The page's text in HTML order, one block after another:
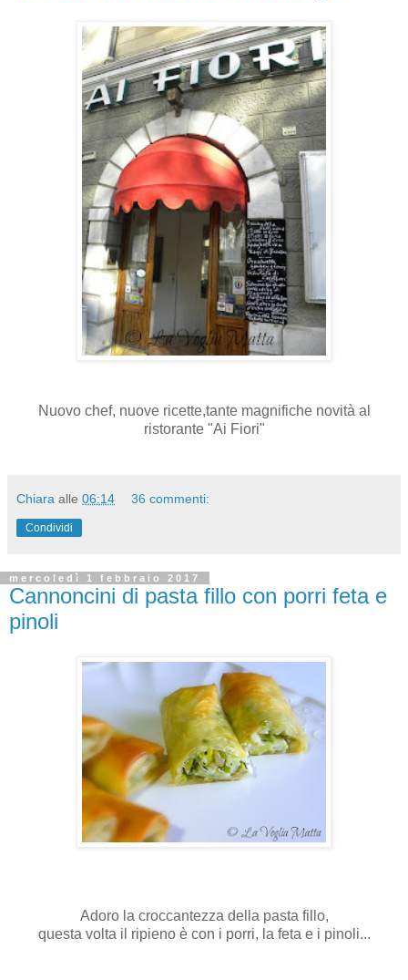
Nuovo chef, nuove ricette,tante magnifiche novità al
ristorante "Ai Fiori"
Chiara alle 06:14 36 commenti:
Condividi
mercoledì 1 febbraio 2017
Cannoncini di pasta fillo con porri feta e
pinoli
Adoro la croccantezza della pasta fillo,
questa volta il ripieno è con i porri, la feta e i pinoli...